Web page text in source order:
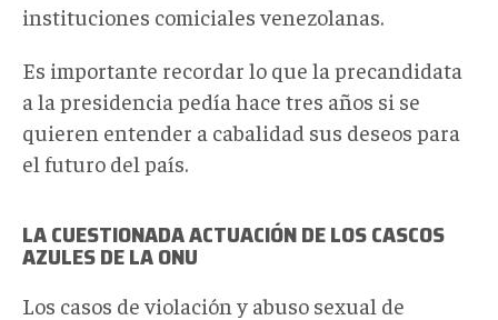
instituciones comiciales venezolanas.
Es importante recordar lo que la precandidata
a la presidencia pedía hace tres años si se
quieren entender a cabalidad sus deseos para
el futuro del país.
LA CUESTIONADA ACTUACIÓN DE LOS CASCOS
AZULES DE LA ONU
Los casos de violación y abuso sexual de